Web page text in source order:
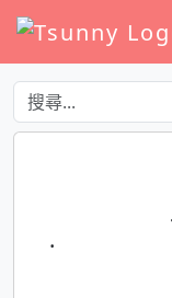
·